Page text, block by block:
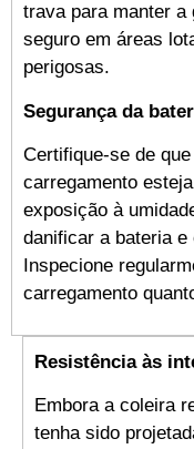
trava para manter a
seguro em áreas
perigosas.
Segurança da
Certifique-se de
carregamento
exposição à
danificar a bateria
Inspecione
carregamento
Resistência às
Embora a coleira
tenha sido